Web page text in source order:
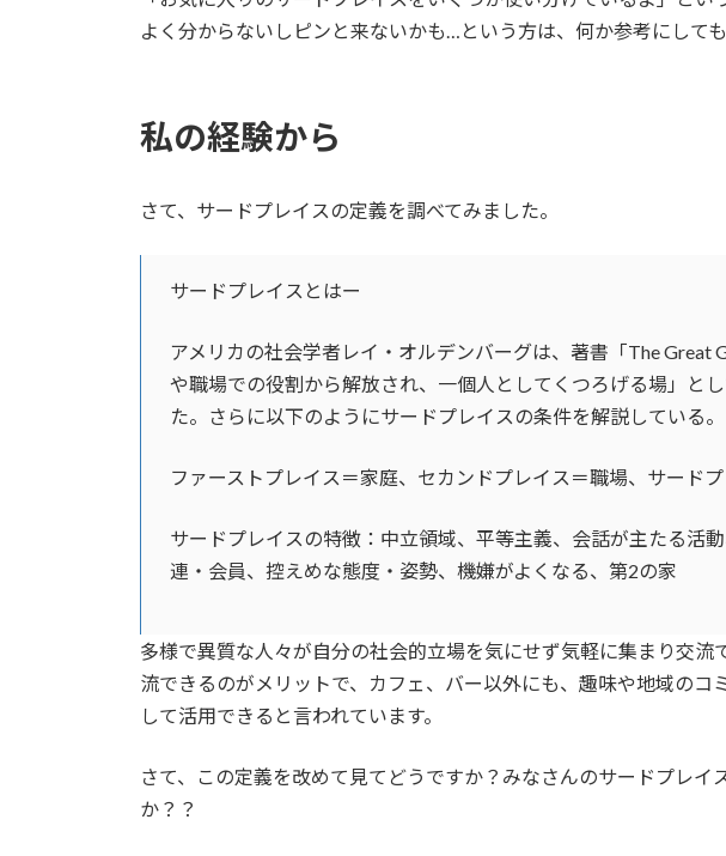
よく分からないしピンと来ないかも…という方は、何か参考にしても
私の経験から
さて、サードプレイスの定義を調べてみました。
サードプレイスとはー
アメリカの社会学者レイ・オルデンバーグは、著書「The Great
や職場での役割から解放され、一個人としてくつろげる場」と
た。さらに以下のようにサードプレイスの条件を解説している。
ファーストプレイス＝家庭、セカンドプレイス＝職場、サード
サードプレイスの特徴：中立領域、平等主義、会話が主たる活
連・会員、控えめな態度・姿勢、機嫌がよくなる、第2の家
多様で異質な人々が自分の社会的立場を気にせず気軽に集まり交流
流できるのがメリットで、カフェ、バー以外にも、趣味や地域のコ
して活用できると言われています。
さて、この定義を改めて見てどうですか？みなさんのサードプレイ
か？？